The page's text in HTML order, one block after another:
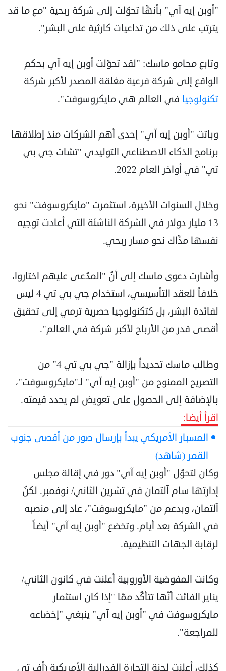
"أوبن إيه آي" بأنهّا تحوّلت إلى شركة ربحية "مع ما قد
يترتب على ذلك من تداعيات كارثية على البشر".
وتابع محامو ماسك: "لقد تحوّلت أوبن إيه آي بحكم
الواقع إلى شركة فرعية مغلقة المصدر لأكبر شركة
تكنولوجيا في العالم هي مايكروسوفت".
وباتت "أوبن إيه آي" إحدى أهم الشركات منذ إطلاقها
برنامج الذكاء الاصطناعي التوليدي "تشات جي بي
تي" في أواخر العام 2022.
وخلال السنوات الأخيرة، استثمرت "مايكروسوفت" نحو
13 مليار دولار في الشركة الناشئة التي أعادت توجيه
نفسها مذّاك نحو مسار ربحي.
وأشارت دعوى ماسك إلى أنّ "المدّعى عليهم اختاروا،
خلافاً للعقد التأسيسي، استخدام جي بي تي 4 ليس
لفائدة البشر، بل كتكنولوجيا حصرية ترمي إلى تحقيق
أقصى قدر من الأرباح لأكبر شركة في العالم".
وطالب ماسك تحديداً بإزالة "جي بي تي 4" من
التصريح الممنوح من "أوبن إيه آي" لـ"مايكروسوفت"،
بالإضافة إلى الحصول على تعويض لم يحدد قيمته.
اقرأ أيضا:
المسبار الأمريكي يبدأ بإرسال صور من أقصى جنوب
القمر (شاهد)
وكان لتحوّل "أوبن إيه آي" دور في إقالة مجلس
إدارتها سام آلتمان في تشرين الثاني/ نوفمبر. لكنّ
آلتمان، وبدعم من "مايكروسوفت"، عاد إلى منصبه
في الشركة بعد أيام. وتخضع "أوبن إيه آي" أيضاً
لرقابة الجهات التنظيمية.
وكانت المفوضية الأوروبية أعلنت في كانون الثاني/
يناير الفائت أنّها تتأكّد ممّا "إذا كان استثمار
مايكروسوفت في "أوبن إيه آي" ينبغي "إخضاعه
للمراجعة".
كذلك، أعلنت لجنة التجارة الفدرالية الأمريكية (أف تي